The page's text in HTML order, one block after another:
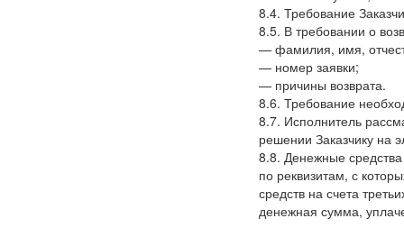
8.4. Требование
8.5. В требовании о
— фамилия, имя,
— номер заявки;
— причины возврата.
8.6. Требование
8.7. Исполнитель
решении Заказчику на
8.8. Денежные
по реквизитам, с
средств на счета
денежная сумма,